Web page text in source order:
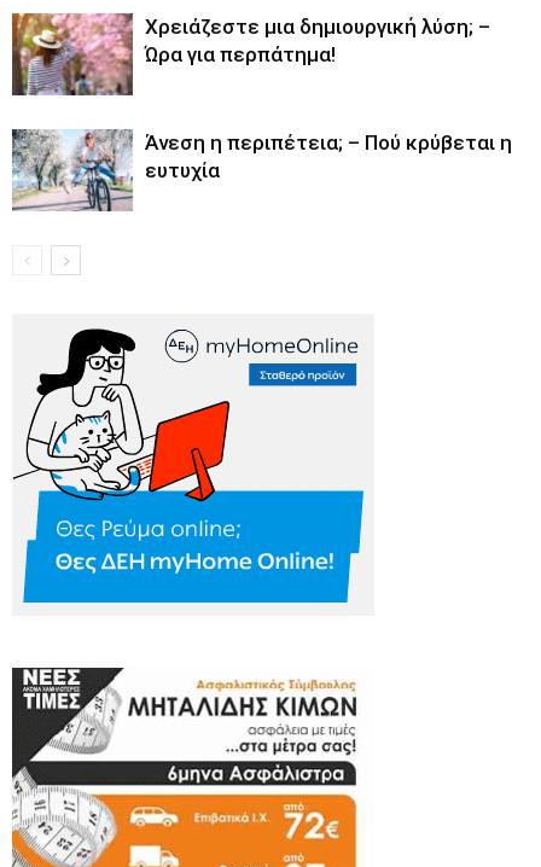
Χρειάζεστε μια δημιουργική λύση; –
Ώρα για περπάτημα!
Άνεση η περιπέτεια; – Πού κρύβεται η
ευτυχία